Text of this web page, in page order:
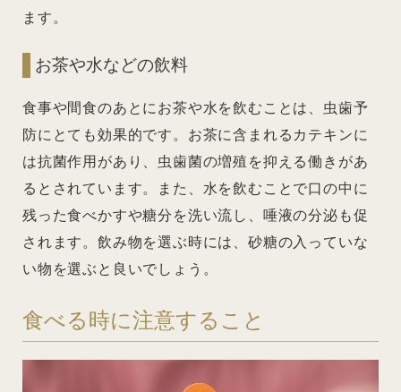
ます。
お茶や水などの飲料
食事や間食のあとにお茶や水を飲むことは、虫歯予
防にとても効果的です。お茶に含まれるカテキンに
は抗菌作用があり、虫歯菌の増殖を抑える働きがあ
るとされています。また、水を飲むことで口の中に
残った食べかすや糖分を洗い流し、唾液の分泌も促
されます。飲み物を選ぶ時には、砂糖の入っていな
い物を選ぶと良いでしょう。
食べる時に注意すること